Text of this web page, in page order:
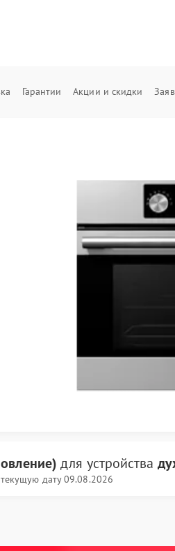
Гарантии Акции и скидки
для устройства
дату 09.08.2026